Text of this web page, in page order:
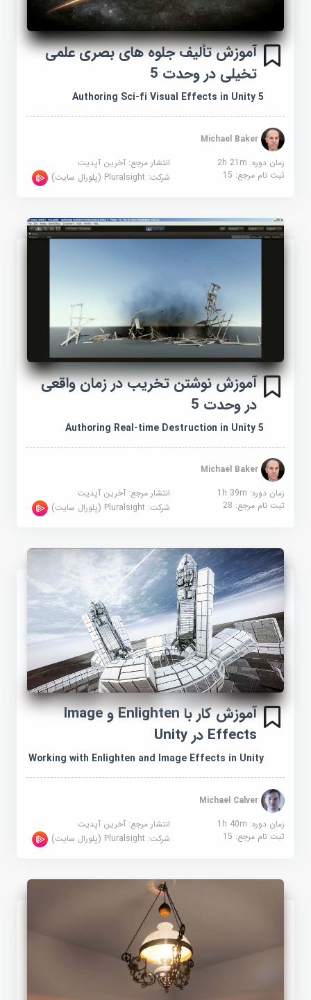
آموزش تألیف جلوه های بصری علمی
تخیلی در وحدت 5
Authoring Sci-fi Visual Effects in Unity 5
Michael Baker
زمان دوره: 2h 21m
انتشار مرجع:آخرین آپدیت
ثبت نام مرجع:15 شرکت:Pluralsight (پلورال سایت)
آموزش نوشتن تخریب در زمان واقعی
در وحدت 5
Authoring Real-time Destruction in Unity 5
Michael Baker
زمان دوره: 1h 39m
انتشار مرجع:آخرین آپدیت
ثبت نام مرجع:28 شرکت:Pluralsight (پلورال سایت)
آموزش کار با Enlighten و Image
Effects در Unity
Working with Enlighten and Image Effects in Unity
Michael Calver
زمان دوره: 1h 40m
انتشار مرجع:آخرین آپدیت
ثبت نام مرجع:15 شرکت:Pluralsight (پلورال سایت)